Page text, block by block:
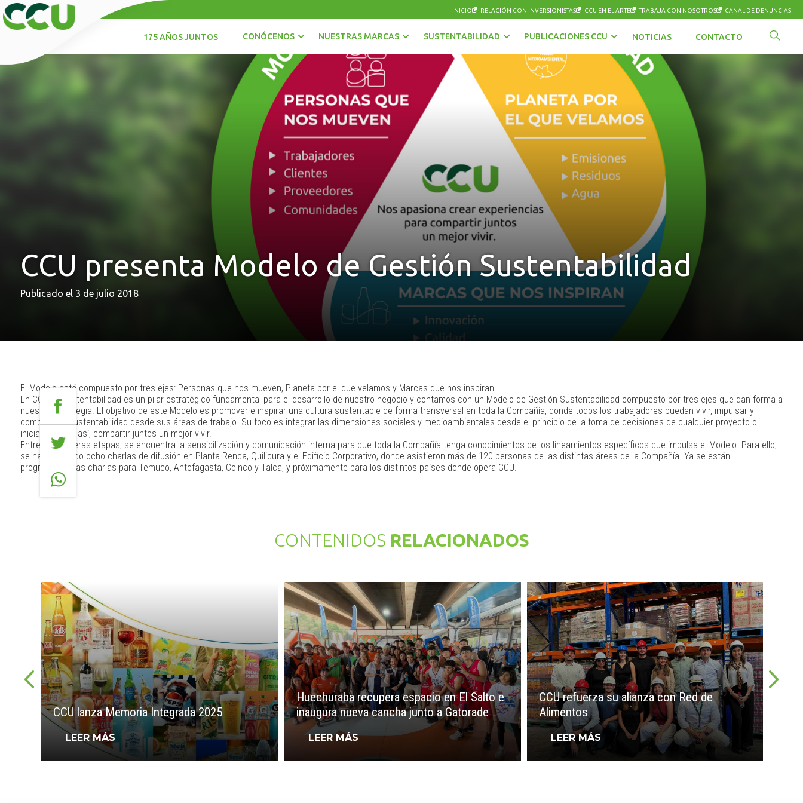
INICIO RELACIÓN CON INVERSIONISTAS CCU EN EL ARTE TRABAJA CON NOSOTROS CANAL DE DENUNCIAS
175 AÑOS JUNTOS CONÓCENOS NUESTRAS MARCAS
BEBIDAS CON GAS
CERVEZAS
ENERGÉTICAS Y DEPORTIVAS
JUGOS, NÉCTARES Y BEBIDAS EN POLVO
OTRAS BEBIDAS
PISCOS Y LICORES
SIDRA
VINOS Y ESPUMANTES
SUSTENTABILIDAD PUBLICACIONES CCU NOTICIAS CONTACTO
CCU presenta Modelo de Gestión Sustentabilidad
Publicado el 3 de julio 2018
El Modelo está compuesto por tres ejes: Personas que nos mueven, Planeta por el que velamos y Marcas que nos inspiran.
En CCU, la Sustentabilidad es un pilar estratégico fundamental para el desarrollo de nuestro negocio y contamos con un Modelo de Gestión Sustentabilidad compuesto por tres ejes que dan forma a
nuestra estrategia. El objetivo de este Modelo es promover e inspirar una cultura sustentable de forma transversal en toda la Compañía, donde todos los trabajadores puedan vivir, impulsar y
compartir la sustentabilidad desde sus áreas de trabajo. Su foco es integrar las dimensiones sociales y medioambientales desde el principio de la toma de decisiones de cualquier proyecto o
iniciativa, para así, compartir juntos un mejor vivir.
Entre las primeras etapas, se encuentra la sensibilización y comunicación interna para que toda la Compañía tenga conocimientos de los lineamientos específicos que impulsa el Modelo. Para ello,
se han realizado ocho charlas de difusión en Planta Renca, Quilicura y el Edificio Corporativo, donde asistieron más de 120 personas de las distintas áreas de la Compañía. Ya se están
programando las charlas para Temuco, Antofagasta, Coinco y Talca, y próximamente para los distintos países donde opera CCU.
CONTENIDOS RELACIONADOS
CCU lanza Memoria Integrada 2025
LEER MÁS
Huechuraba recupera espacio en El Salto e
inaugura nueva cancha junto a Gatorade
LEER MÁS
CCU refuerza su alianza con Red de
Alimentos
LEER MÁS